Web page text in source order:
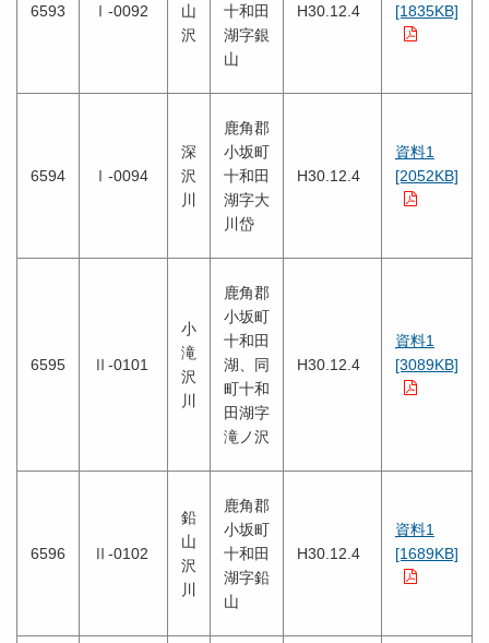
6593 Ⅰ-0092
山
沢
十和田
湖字銀
山
H30.12.4
[1835KB]
6594 Ⅰ-0094
深
沢
川
鹿角郡
小坂町
十和田
湖字大
川岱
H30.12.4
資料1
[2052KB]
6595 Ⅱ-0101
小
滝
沢
川
鹿角郡
小坂町
十和田
湖、同
町十和
田湖字
滝ノ沢
H30.12.4
資料1
[3089KB]
6596 Ⅱ-0102
鉛
山
沢
川
鹿角郡
小坂町
十和田
湖字鉛
山
H30.12.4
資料1
[1689KB]